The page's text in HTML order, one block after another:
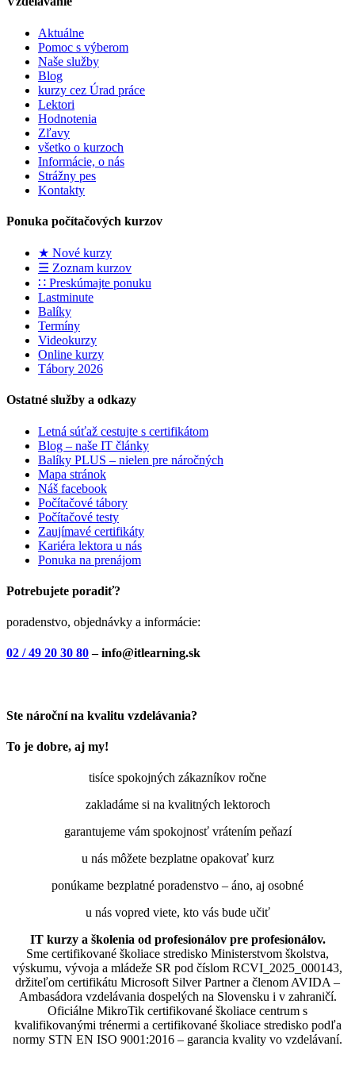
Aktuálne
Pomoc s výberom
Naše služby
Blog
kurzy cez Úrad práce
Lektori
Hodnotenia
Zľavy
všetko o kurzoch
Informácie, o nás
Strážny pes
Kontakty
Ponuka počítačových kurzov
★ Nové kurzy
☰ Zoznam kurzov
∷ Preskúmajte ponuku
Lastminute
Balíky
Termíny
Videokurzy
Online kurzy
Tábory 2026
Ostatné služby a odkazy
Letná súťaž cestujte s certifikátom
Blog – naše IT články
Balíky PLUS – nielen pre náročných
Mapa stránok
Náš facebook
Počítačové tábory
Počítačové testy
Zaujímavé certifikáty
Kariéra lektora u nás
Ponuka na prenájom
Potrebujete poradiť?
poradenstvo, objednávky a informácie:
02 / 49 20 30 80– info@itlearning.sk
Ste nároční na kvalitu vzdelávania?
To je dobre, aj my!
tisíce spokojných zákazníkov ročne
zakladáme si na kvalitných lektoroch
garantujeme vám spokojnosť vrátením peňazí
u nás môžete bezplatne opakovať kurz
ponúkame bezplatné poradenstvo – áno, aj osobné
u nás vopred viete, kto vás bude učiť
IT kurzy a školenia od profesionálov pre profesionálov.
Sme certifikované školiace stredisko Ministerstvom školstva,
výskumu, vývoja a mládeže SR pod číslom RCVI_2025_000143,
držiteľom certifikátu Microsoft Silver Partner a členom AVIDA –
Ambasádora vzdelávania dospelých na Slovensku i v zahraničí.​​​​​​​​​​​​​​​​
Oficiálne MikroTik certifikované školiace centrum s
kvalifikovanými trénermi ​​​​​​​​​​a certifikované školiace stredisko podľa
normy STN EN ISO 9001:2016 – garancia kvality vo vzdelávaní.